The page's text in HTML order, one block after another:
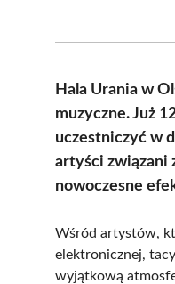
Hala Urania w
muzyczne. Już
uczestniczyć w
artyści związani
nowoczesne
Wśród artystów,
elektronicznej,
wyjątkową